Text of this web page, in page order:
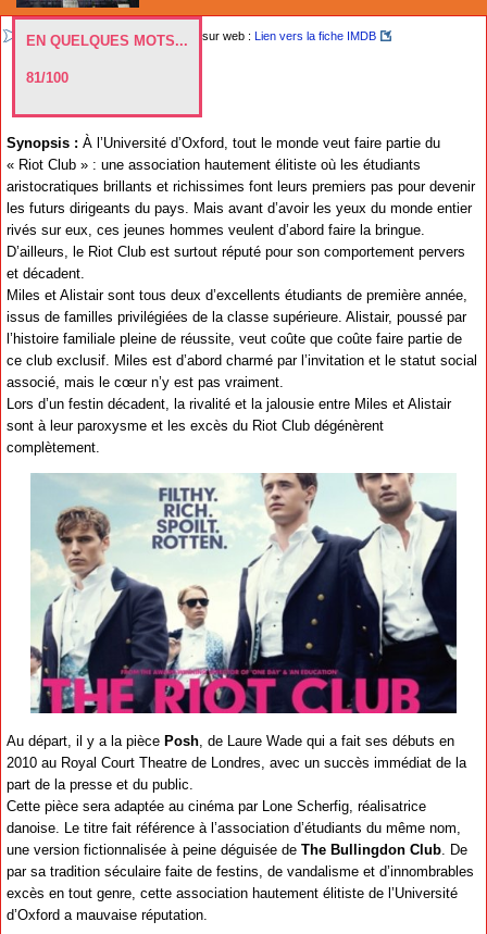
EN QUELQUES MOTS...
81/100
sur web : Lien vers la fiche IMDB
Synopsis : À l’Université d’Oxford, tout le monde veut faire partie du
« Riot Club » : une association hautement élitiste où les étudiants
aristocratiques brillants et richissimes font leurs premiers pas pour devenir
les futurs dirigeants du pays. Mais avant d’avoir les yeux du monde entier
rivés sur eux, ces jeunes hommes veulent d’abord faire la bringue.
D’ailleurs, le Riot Club est surtout réputé pour son comportement pervers
et décadent.
Miles et Alistair sont tous deux d’excellents étudiants de première année,
issus de familles privilégiées de la classe supérieure. Alistair, poussé par
l’histoire familiale pleine de réussite, veut coûte que coûte faire partie de
ce club exclusif. Miles est d’abord charmé par l’invitation et le statut social
associé, mais le cœur n’y est pas vraiment.
Lors d’un festin décadent, la rivalité et la jalousie entre Miles et Alistair
sont à leur paroxysme et les excès du Riot Club dégénèrent
complètement.
Au départ, il y a la pièce Posh, de Laure Wade qui a fait ses débuts en
2010 au Royal Court Theatre de Londres, avec un succès immédiat de la
part de la presse et du public.
Cette pièce sera adaptée au cinéma par Lone Scherfig, réalisatrice
danoise. Le titre fait référence à l’association d’étudiants du même nom,
une version fictionnalisée à peine déguisée de The Bullingdon Club. De
par sa tradition séculaire faite de festins, de vandalisme et d’innombrables
excès en tout genre, cette association hautement élitiste de l’Université
d’Oxford a mauvaise réputation.